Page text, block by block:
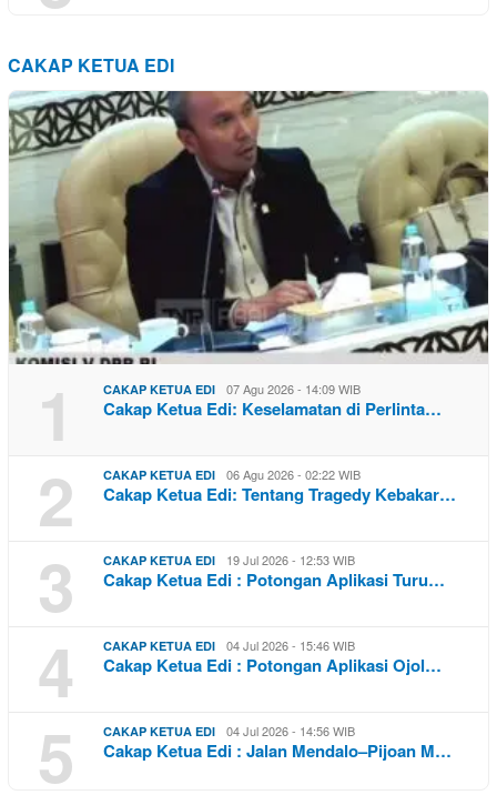
CAKAP KETUA EDI
1 CAKAP KETUA EDI 07 Agu 2026 - 14:09 WIB
Cakap Ketua Edi: Keselamatan di Perlinta…
2 CAKAP KETUA EDI 06 Agu 2026 - 02:22 WIB
Cakap Ketua Edi: Tentang Tragedy Kebakar…
3 CAKAP KETUA EDI 19 Jul 2026 - 12:53 WIB
Cakap Ketua Edi : Potongan Aplikasi Turu…
4 CAKAP KETUA EDI 04 Jul 2026 - 15:46 WIB
Cakap Ketua Edi : Potongan Aplikasi Ojol…
5 CAKAP KETUA EDI 04 Jul 2026 - 14:56 WIB
Cakap Ketua Edi : Jalan Mendalo–Pijoan M…